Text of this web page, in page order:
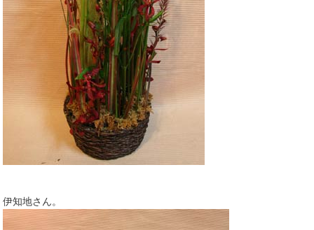
伊知地さん。